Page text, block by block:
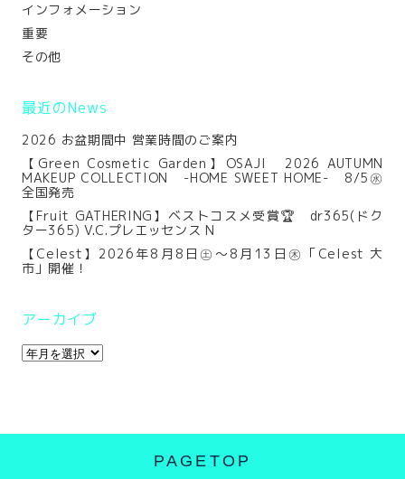
インフォメーション
重要
その他
最近のNews
2026 お盆期間中 営業時間のご案内
【Green Cosmetic Garden】OSAJI 2026 AUTUMN
MAKEUP COLLECTION -HOME SWEET HOME- 8/5㊌
全国発売
【Fruit GATHERING】ベストコスメ受賞🏆 dr365(ドク
ター365) V.C.プレエッセンス N
【Celest】2026年8月8日㊏～8月13日㊍「Celest 大
市」開催！
アーカイブ
PAGETOP